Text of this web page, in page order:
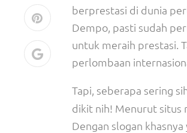
berprestasi di dunia
Dempo, pasti sudah
untuk meraih prestasi.
perlombaan
Tapi, seberapa sering
dikit nih! Menurut situs
Dengan slogan khasnya